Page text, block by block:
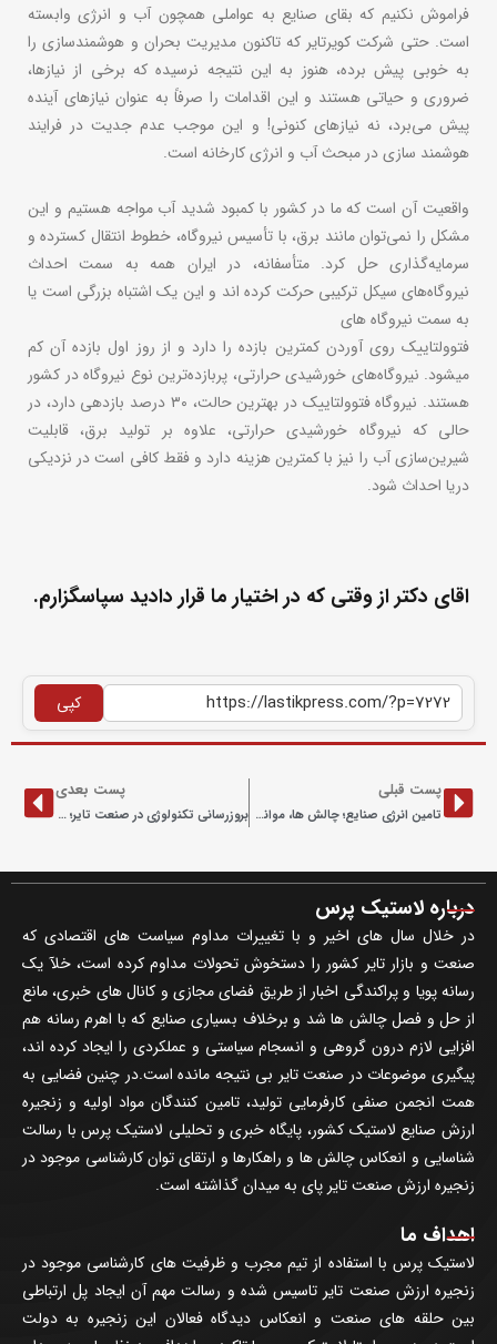
فراموش نکنیم که بقای صنایع به عواملی همچون آب و انرژی وابسته
است. حتی شرکت کویرتایر که تاکنون مدیریت بحران و هوشمندسازی را
به خوبی پیش برده، هنوز به این نتیجه نرسیده که برخی از نیازها،
ضروری و حیاتی هستند و این اقدامات را صرفاً به عنوان نیازهای آینده
پیش می‌برد، نه نیازهای کنونی! و این موجب عدم جدیت در فرایند
هوشمند سازی در مبحث آب و انرژی کارخانه است.
واقعیت آن است که ما در کشور با کمبود شدید آب مواجه هستیم و این
مشکل را نمی‌توان مانند برق، با تأسیس نیروگاه، خطوط انتقال کسترده و
سرمایه‌گذاری حل کرد. متأسفانه، در ایران همه به سمت احداث
نیروگاه‌های سیکل ترکیبی حرکت کرده اند و این یک اشتباه بزرگی است یا
به سمت نیروگاه های
فتوولتاییک روی آوردن کمترین بازده را دارد و از روز اول بازده آن کم
میشود. نیروگاه‌های خورشیدی حرارتی، پربازده‌ترین نوع نیروگاه در کشور
هستند. نیروگاه فتوولتاییک در بهترین حالت، ۳۰ درصد بازدهی دارد، در
حالی که نیروگاه خورشیدی حرارتی، علاوه بر تولید برق، قابلیت
شیرین‌سازی آب را نیز با کمترین هزینه دارد و فقط کافی است در نزدیکی
دریا احداث شود.
اقای دکتر از وقتی که در اختیار ما قرار دادید سپاسگزارم.
کپی
پست قبلی
تامین انرژی صنایع؛ چالش ها، موانع و راهکارها
پست بعدی
بروزرسانی تکنولوژی در صنعت تایر؛ رسالت مدیران عامل
درباره لاستیک پرس
در خلال سال های اخیر و با تغییرات مداوم سیاست های اقتصادی که
صنعت و بازار تایر کشور را دستخوش تحولات مداوم کرده است، خلآ یک
رسانه پویا و پراکندگی اخبار از طریق فضای مجازی و کانال های خبری، مانع
از حل و فصل چالش ها شد و برخلاف بسیاری صنایع که با اهرم رسانه هم
افزایی لازم درون گروهی و انسجام سیاستی و عملکردی را ایجاد کرده اند،
پیگیری موضوعات در صنعت تایر بی نتیجه مانده است.در چنین فضایی به
همت انجمن صنفی کارفرمایی تولید، تامین کنندگان مواد اولیه و زنجیره
ارزش صنایع لاستیک کشور، پایگاه خبری و تحلیلی لاستیک پرس با رسالت
شناسایی و انعکاس چالش ها و راهکارها و ارتقای توان کارشناسی موجود در
زنجیره ارزش صنعت تایر پای به میدان گذاشته است.
اهداف ما
لاستیک پرس با استفاده از تیم مجرب و ظرفیت های کارشناسی موجود در
زنجیره ارزش صنعت تایر تاسیس شده و رسالت مهم آن ایجاد پل ارتباطی
بین حلقه های صنعت و انعکاس دیدگاه فعالان این زنجیره به دولت